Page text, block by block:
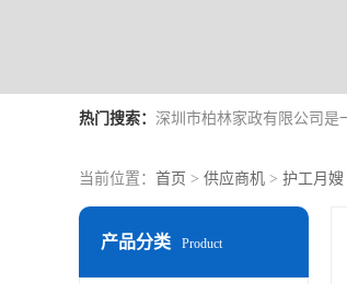
热门搜索：
当前位置： 首页 > 供应商机 > 护工月嫂
产品分类 Product